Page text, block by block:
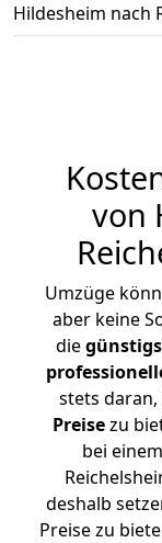
Hildesheim nach
von
Umzüge
aber keine
die
stets
Preisezu
bei
deshalb
Preise zu